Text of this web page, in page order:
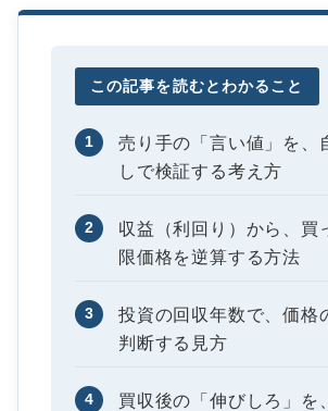
この記事を読むとわかること
1
売り手の「言い値」を、
しで検証する考え方
2
収益（利回り）から、買
限価格を逆算する方法
3
投資の回収年数で、価格
判断する見方
4
買収後の「伸びしろ」を